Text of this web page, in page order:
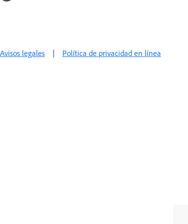
Avisos legales | Política de privacidad en línea